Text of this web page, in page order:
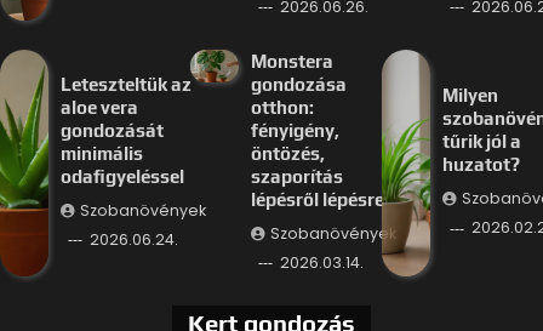
2026.06.26.
Leteszteltük az
aloe vera
gondozását
minimális
odafigyeléssel
Szobanövények
2026.06.24.
Monstera
gondozása
otthon:
fényigény,
öntözés,
szaporítás
lépésről lépésre
Szobanövények
2026.03.14.
Milyen
tűrik jól a
huzatot?
Kert gondozás